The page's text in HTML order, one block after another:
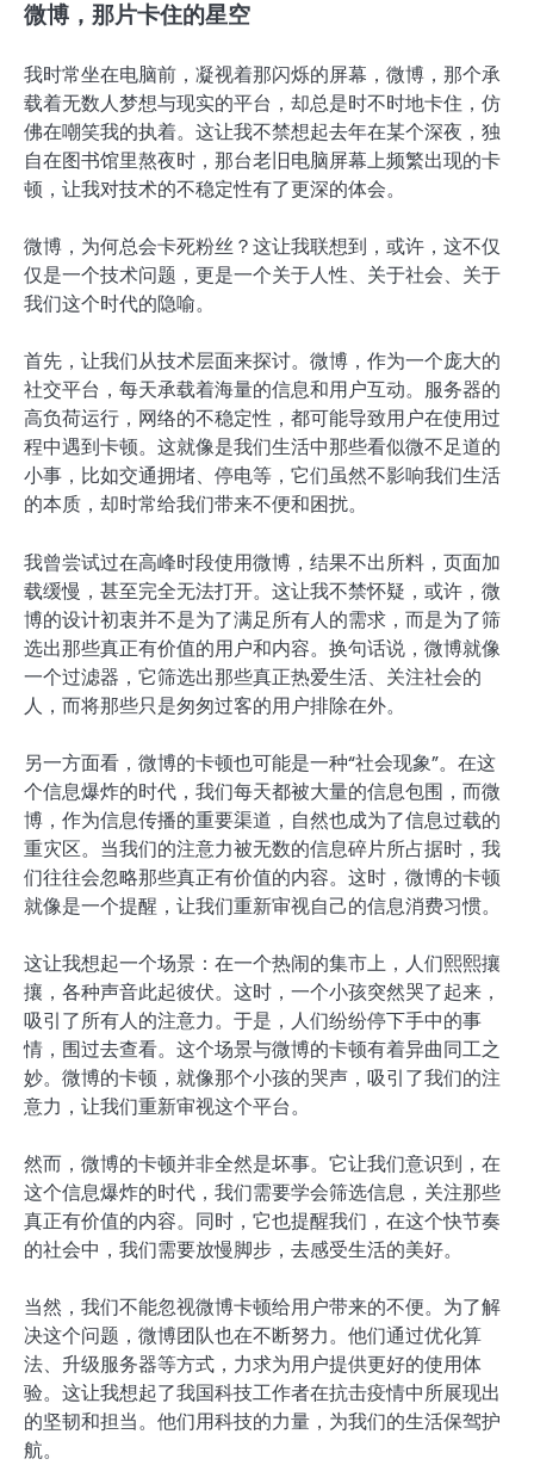
微博，那片卡住的星空
我时常坐在电脑前，凝视着那闪烁的屏幕，微博，那个承
载着无数人梦想与现实的平台，却总是时不时地卡住，仿
佛在嘲笑我的执着。这让我不禁想起去年在某个深夜，独
自在图书馆里熬夜时，那台老旧电脑屏幕上频繁出现的卡
顿，让我对技术的不稳定性有了更深的体会。
微博，为何总会卡死粉丝？这让我联想到，或许，这不仅
仅是一个技术问题，更是一个关于人性、关于社会、关于
我们这个时代的隐喻。
首先，让我们从技术层面来探讨。微博，作为一个庞大的
社交平台，每天承载着海量的信息和用户互动。服务器的
高负荷运行，网络的不稳定性，都可能导致用户在使用过
程中遇到卡顿。这就像是我们生活中那些看似微不足道的
小事，比如交通拥堵、停电等，它们虽然不影响我们生活
的本质，却时常给我们带来不便和困扰。
我曾尝试过在高峰时段使用微博，结果不出所料，页面加
载缓慢，甚至完全无法打开。这让我不禁怀疑，或许，微
博的设计初衷并不是为了满足所有人的需求，而是为了筛
选出那些真正有价值的用户和内容。换句话说，微博就像
一个过滤器，它筛选出那些真正热爱生活、关注社会的
人，而将那些只是匆匆过客的用户排除在外。
另一方面看，微博的卡顿也可能是一种“社会现象”。在这
个信息爆炸的时代，我们每天都被大量的信息包围，而微
博，作为信息传播的重要渠道，自然也成为了信息过载的
重灾区。当我们的注意力被无数的信息碎片所占据时，我
们往往会忽略那些真正有价值的内容。这时，微博的卡顿
就像是一个提醒，让我们重新审视自己的信息消费习惯。
这让我想起一个场景：在一个热闹的集市上，人们熙熙攘
攘，各种声音此起彼伏。这时，一个小孩突然哭了起来，
吸引了所有人的注意力。于是，人们纷纷停下手中的事
情，围过去查看。这个场景与微博的卡顿有着异曲同工之
妙。微博的卡顿，就像那个小孩的哭声，吸引了我们的注
意力，让我们重新审视这个平台。
然而，微博的卡顿并非全然是坏事。它让我们意识到，在
这个信息爆炸的时代，我们需要学会筛选信息，关注那些
真正有价值的内容。同时，它也提醒我们，在这个快节奏
的社会中，我们需要放慢脚步，去感受生活的美好。
当然，我们不能忽视微博卡顿给用户带来的不便。为了解
决这个问题，微博团队也在不断努力。他们通过优化算
法、升级服务器等方式，力求为用户提供更好的使用体
验。这让我想起了我国科技工作者在抗击疫情中所展现出
的坚韧和担当。他们用科技的力量，为我们的生活保驾护
航。